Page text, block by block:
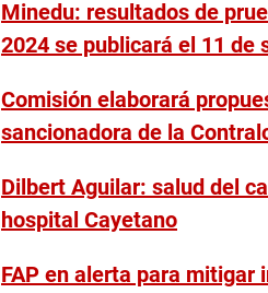
Minedu: resultados de
2024 se publicará el 11 de
Comisión elaborará
sancionadora de la
Dilbert Aguilar: salud del
hospital Cayetano
FAP en alerta para mitigar